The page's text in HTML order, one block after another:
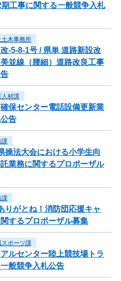
事に関する一般競争入札
土木事務所
-5-8-1号 / 県単 道路新設改
並線（腰細）道路改良工事
人材課
保センター電話設備更新業
告
課
操法大会における小学生向
業務に関するプロポーザル
課
りがとね！消防団応援キャ
するプロポーザル募集
スポーツ課
ルセンター陸上競技場トラ
般競争入札公告